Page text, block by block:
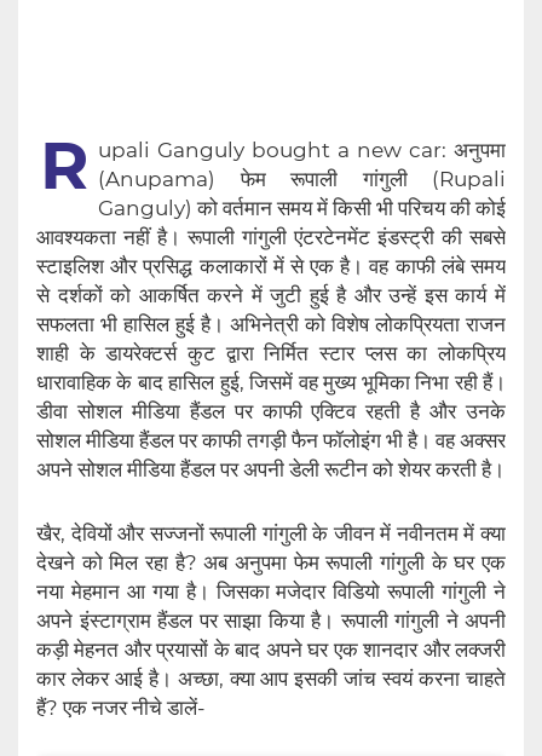
R upali Ganguly bought a new car: अनुपमा
(Anupama) फेम रूपाली गांगुली (Rupali
Ganguly) को वर्तमान समय में किसी भी परिचय की‌‌ कोई
आवश्यकता नहीं है। रूपाली गांगुली एंटरटेनमेंट इंडस्ट्री की सबसे
स्टाइलिश और प्रसिद्ध कलाकारों में से एक है। वह काफी लंबे समय
से दर्शकों को आकर्षित करने में जुटी हुई है और उन्हें इस कार्य में
सफलता भी हासिल हुई है। अभिनेत्री को विशेष लोकप्रियता राजन
शाही के डायरेक्टर्स कुट द्वारा निर्मित स्टार प्लस का लोकप्रिय
धारावाहिक के बाद हासिल हुई, जिसमें वह मुख्य भूमिका निभा रही हैं।
डीवा सोशल मीडिया हैंडल पर काफी एक्टिव रहती है और उनके
सोशल मीडिया हैंडल पर काफी तगड़ी फैन फॉलोइंग भी है। वह अक्सर
अपने सोशल मीडिया हैंडल पर अपनी डेली रूटीन को शेयर करती है।
खैर, देवियों और सज्जनों रूपाली गांगुली के जीवन में नवीनतम में क्या
देखने को मिल रहा है? अब अनुपमा फेम रूपाली गांगुली के घर एक
नया मेहमान आ गया है। जिसका मजेदार विडियो रूपाली गांगुली ने
अपने इंस्टाग्राम हैंडल पर साझा किया है। रूपाली गांगुली ने अपनी
कड़ी मेहनत और प्रयासों के बाद अपने घर एक शानदार और लक्जरी
कार लेकर आई है। अच्छा, क्या आप इसकी जांच स्वयं करना चाहते
हैं? एक नजर नीचे डालें-